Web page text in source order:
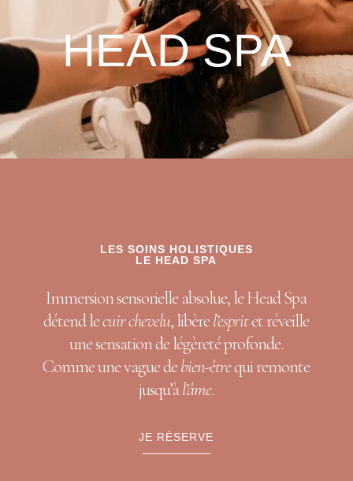
HEAD SPA
LES SOINS HOLISTIQUES
LE HEAD SPA
Immersion sensorielle absolue, le Head Spa
détend lecuir chevelu, libèrel’espritet réveille
une sensation de légèreté profonde.
Comme une vague debien-êtrequi remonte
jusqu’àl’âme.
JE RÉSERVE